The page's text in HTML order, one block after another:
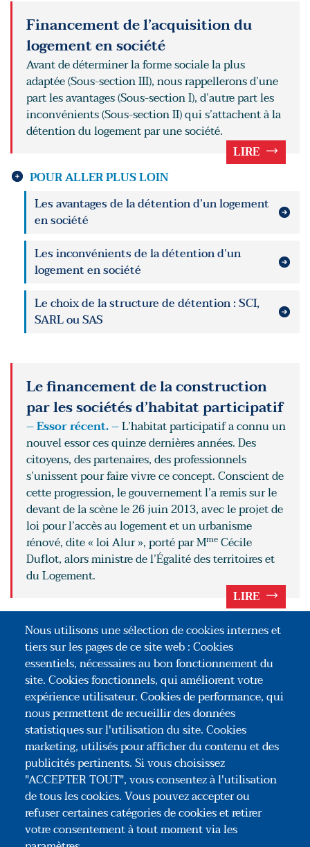
Financement de l’acquisition du
logement en société
Avant de déterminer la forme sociale la plus
adaptée (Sous-section III), nous rappellerons d’une
part les avantages (Sous-section I), d’autre part les
inconvénients (Sous-section II) qui s’attachent à la
détention du logement par une société.
LIRE
POUR ALLER PLUS LOIN
Les avantages de la détention d’un logement
en société
Les inconvénients de la détention d’un
logement en société
Le choix de la structure de détention : SCI,
SARL ou SAS
Le financement de la construction
par les sociétés d’habitat participatif
– Essor récent. –L’habitat participatif a connu un
nouvel essor ces quinze dernières années. Des
citoyens, des partenaires, des professionnels
s’unissent pour faire vivre ce concept. Conscient de
cette progression, le gouvernement l’a remis sur le
devant de la scène le 26 juin 2013, avec le projet de
loi pour l’accès au logement et un urbanisme
rénové, dite « loi Alur », porté par Mme Cécile
Duflot, alors ministre de l’Égalité des territoires et
du Logement.
LIRE
POUR ALLER PLUS LOIN
Le choix d’une société comme structure
d’accueil d’un habitat participatif
Le choix de la société à l’épreuve du
financement
Nous utilisons une sélection de cookies internes et
tiers sur les pages de ce site web : Cookies
essentiels, nécessaires au bon fonctionnement du
site. Cookies fonctionnels, qui améliorent votre
expérience utilisateur. Cookies de performance, qui
nous permettent de recueillir des données
statistiques sur l'utilisation du site. Cookies
marketing, utilisés pour afficher du contenu et des
publicités pertinents. Si vous choisissez
"ACCEPTER TOUT", vous consentez à l'utilisation
de tous les cookies. Vous pouvez accepter ou
refuser certaines catégories de cookies et retirer
votre consentement à tout moment via les
Association Congrès des Notaires de France